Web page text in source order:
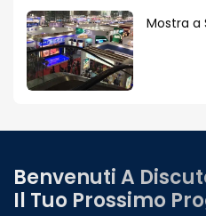
Mostra a
Benvenuti A
Il Tuo Prossimo